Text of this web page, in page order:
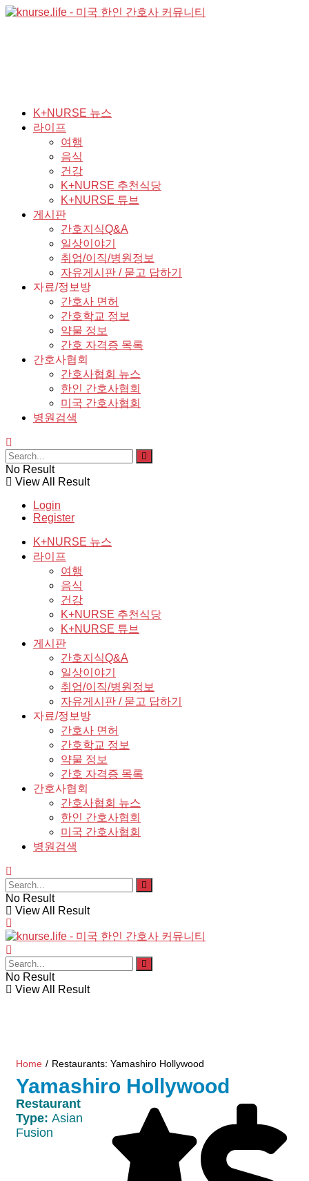
K+NURSE 뉴스
라이프
여행
음식
건강
K+NURSE 추천식당
K+NURSE 튜브
게시판
간호지식Q&A
일상이야기
취업/이직/병원정보
자유게시판 / 묻고 답하기
자료/정보방
간호사 면허
간호학교 정보
약물 정보
간호 자격증 목록
간호사협회
간호사협회 뉴스
한인 간호사협회
미국 간호사협회
병원검색
No Result
View All Result
Login
Register
K+NURSE 뉴스
라이프
여행
음식
건강
K+NURSE 추천식당
K+NURSE 튜브
게시판
간호지식Q&A
일상이야기
취업/이직/병원정보
자유게시판 / 묻고 답하기
자료/정보방
간호사 면허
간호학교 정보
약물 정보
간호 자격증 목록
간호사협회
간호사협회 뉴스
한인 간호사협회
미국 간호사협회
병원검색
No Result
View All Result
No Result
View All Result
Home / Restaurants: Yamashiro Hollywood
Yamashiro Hollywood
Restaurant
Type: Asian
Fusion